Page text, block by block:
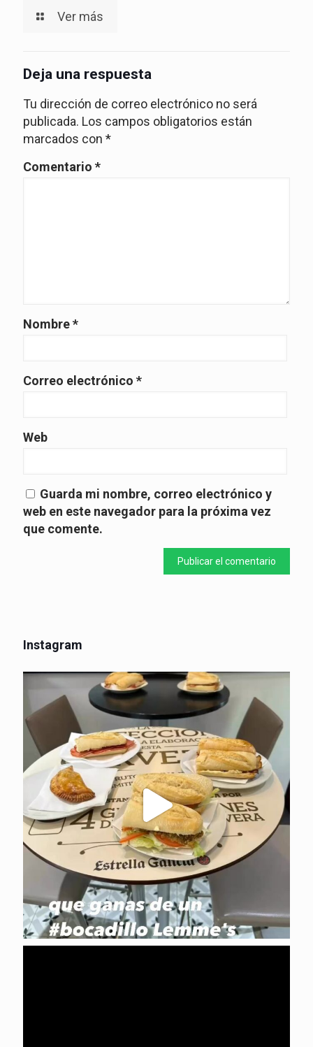
Ver más
Deja una respuesta
Tu dirección de correo electrónico no será
publicada. Los campos obligatorios están
marcados con *
Comentario *
Nombre*
Correo electrónico *
Web
Guarda mi nombre, correo electrónico y
web en este navegador para la próxima vez
que comente.
Instagram